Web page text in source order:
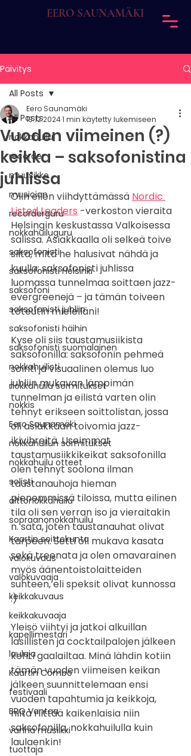
EERO SAUNAMÄKI
Päivitys
All Posts
nokkahuilu
recorder
muusikko
musician
recorderguru
nokkahuiluguru
saksofonisti
saksofonisti Helsinki
saksofoni
saksofonisti juhliin
saksofonisti häihin
saksofonisti suomalainen
nokkahuilisti
nokkahuilu sormitukset
nokkis
Eero Saunamäki
nokkahuilun sormitukset
nokkahuilu otteet
solisti
alttonokkahuilu
sopraanonokkahuilu
Kaartin soittokunta
valokuvaus
valokuvaaja
keikkakuvaus
keikkakuvaaja
kapellimestari
laulaja
Kaartin Combo
festivaali
BRQ Vantaa
vanha musiikki
tuottaja
All Posts
Vuoden viimeinen (?)
keikka – saksofonistina
juhlissa
Eero Saunamäki
13.12.20241 min käytetty lukemiseen
Olin eilen viihdyttämässä Nordic
Listed Leaders -verkoston vieraita
Helsingin keskustassa Valkoisessa
salissa. Asiakkaalla oli selkeä toive
siitä, mitä he halusivat nähdä ja
kuulla: saksofonisti juhlissa
luomassa tunnelmaa soittaen jazz-
evergreenejä – ja tämän toiveen
toteutin mielelläni!
Kyse oli siis taustamusiikista
saksofonilla: saksofonin pehmeä
sointi ja visuaalinen olemus luo
juhliin mukavan lämpimän
tunnelman ja eilistä varten olin
tehnyt erikseen soittolistan, jossa
oli asiakkaan toivomia jazz-
ikivihreitä. Useimmat
taustamusiikkikeikat saksofonilla
olen tehnyt soolona ilman
taustanauhoja hieman
pienemmissä tiloissa, mutta eilinen
tila oli sen verran iso ja vieraitakin
n. sata, joten taustanauhat olivat
tarpeen. Setti oli mukava kasata
sekä treenata ja olen omavarainen
myös äänentoistolaitteiden
suhteen, eli speksit olivat kunnossa
:)
Yleisö viihtyi ja jatkoi alkuillan
lasillisten ja cocktailpalojen jälkeen
kohti gaalailtaa. Minä lähdin kotiin
tämän vuoden viimeisen keikan
jälkeen suunnittelemaan ensi
vuoden tapahtumia ja keikkoja,
niitä riittää kaikenlaisia niin
saksofonilla, nokkahuilulla kuin
laulaenkin!